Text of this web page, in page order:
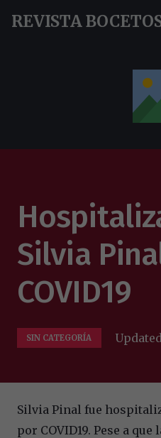
REVISTA
Silvia
COVID19
SIN CATEGORÍA
Silvia Pinal fue
por COVID19. Pese a